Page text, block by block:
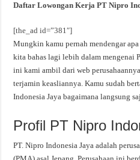
Daftar Lowongan Kerja PT Nipro
[the_ad id=”381″]
Mungkin kamu pernah mendengar
kita bahas lagi lebih dalam mengenai
ini kami ambil dari web
terjamin keasliannya. Kamu sudah
Indonesia Jaya bagaimana langsung
Profil PT Nipro
PT. Nipro Indonesia Jaya adalah